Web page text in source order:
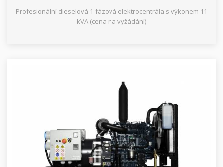
Profesionální dieselová 1-fázová elektrocentrála s výkonem 11
kVA (cena na vyžádání)